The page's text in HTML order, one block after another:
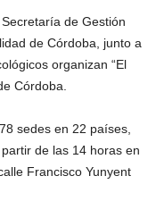
de Gestión
de Córdoba, junto a
organizan “El
Córdoba.
sedes en 22 países,
de las 14 horas en
Francisco Yunyent